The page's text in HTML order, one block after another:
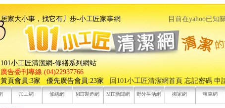
居家大小事，找它有丿步-小工匠家事網目前在yahoo已知
101小工匠清潔網-修繕系列網站
廣告委刊專線:(04)22937766
黃頁會員:3家 優先廣告會員:23家回101小工匠清潔網首頁 忘記密碼 申
加工網 修繕網 MIT製造網 MIT新聞網 野外生活網 搬家網 租車網